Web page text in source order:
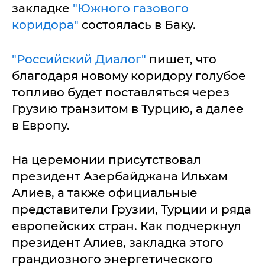
закладке "Южного газового
коридора" состоялась в Баку.
"Российский Диалог" пишет, что
благодаря новому коридору голубое
топливо будет поставляться через
Грузию транзитом в Турцию, а далее
в Европу.
На церемонии присутствовал
президент Азербайджана Ильхам
Алиев, а также официальные
представители Грузии, Турции и ряда
европейских стран. Как подчеркнул
президент Алиев, закладка этого
грандиозного энергетического